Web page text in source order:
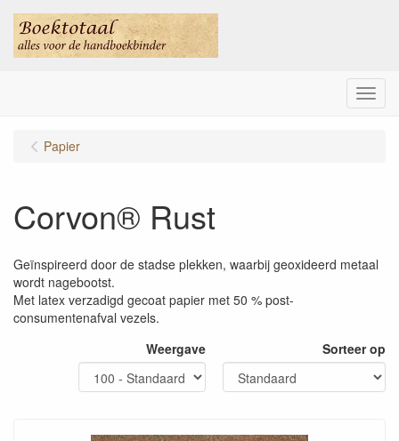
Menu
Papier
Corvon® Rust
Geïnspireerd door de stadse plekken, waarbij geoxideerd metaal
wordt nagebootst.
Met latex verzadigd gecoat papier met 50 % post-
consumentenafval vezels.
Weergave
Sorteer op